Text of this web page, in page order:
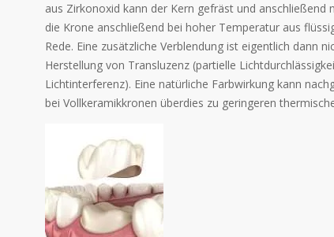
aus Zirkonoxid kann der Kern gefräst und
die Krone anschließend bei hoher Temperatur aus
Rede. Eine zusätzliche Verblendung ist eigentlich dann
Herstellung von Transluzenz (partielle
Lichtinterferenz). Eine natürliche Farbwirkung kann
bei Vollkeramikkronen überdies zu geringeren